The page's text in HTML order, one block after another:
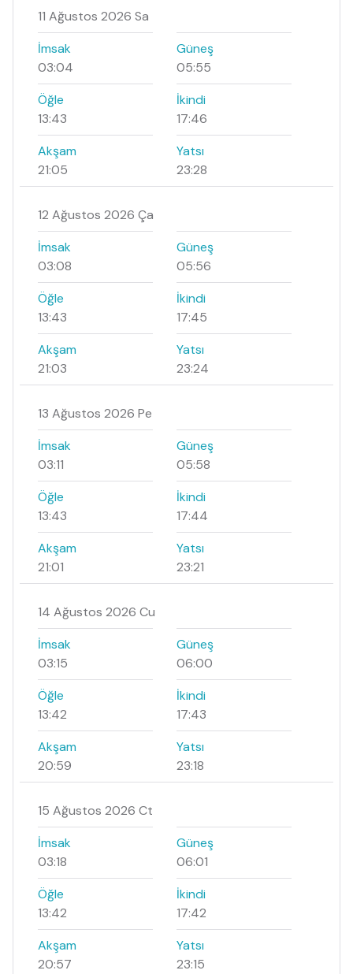
11 Ağustos 2026 Sa
İmsak
03:04
Güneş
05:55
Öğle
13:43
İkindi
17:46
Akşam
21:05
Yatsı
23:28
12 Ağustos 2026 Ça
İmsak
03:08
Güneş
05:56
Öğle
13:43
İkindi
17:45
Akşam
21:03
Yatsı
23:24
13 Ağustos 2026 Pe
İmsak
03:11
Güneş
05:58
Öğle
13:43
İkindi
17:44
Akşam
21:01
Yatsı
23:21
14 Ağustos 2026 Cu
İmsak
03:15
Güneş
06:00
Öğle
13:42
İkindi
17:43
Akşam
20:59
Yatsı
23:18
15 Ağustos 2026 Ct
İmsak
03:18
Güneş
06:01
Öğle
13:42
İkindi
17:42
Akşam
20:57
Yatsı
23:15